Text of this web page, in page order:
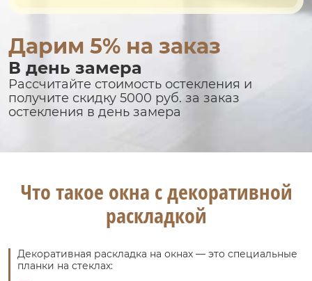
Дарим 5% на заказ
В день замера
Рассчитайте стоимость остекления и
получите скидку 5000 руб. за заказ
остекления в день замера
Что такое окна с декоративной
раскладкой
Декоративная раскладка на окнах — это специальные
планки на стеклах: